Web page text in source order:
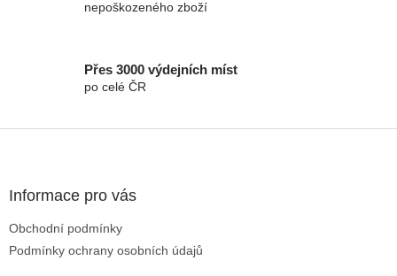
nepoškozeného zboží
Přes 3000 výdejních míst
po celé ČR
Informace pro vás
Obchodní podmínky
Podmínky ochrany osobních údajů